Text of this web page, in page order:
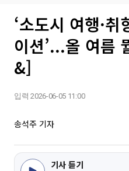
‘소도시 여행·취
이션’...올 여름
&]
입력 2026-06-05 11:00
송석주 기자
기사 듣기